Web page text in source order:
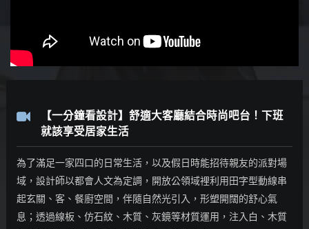
【一分鐘看設計】舒適大客廳結合時尚吧台！下班
就該享受居家生活
為了滿足一家四口的日常生活，以及假日時能招待親友的派對場
域，設計師以都會人文為定調，開放公領域裡利用田字型動線串
起玄關、客、餐廚空間，伴隨自然光引入，形塑開闊的舒心氣
息；透過線板、仿石紋、木質、灰鏡等材質運用，注入白、木質